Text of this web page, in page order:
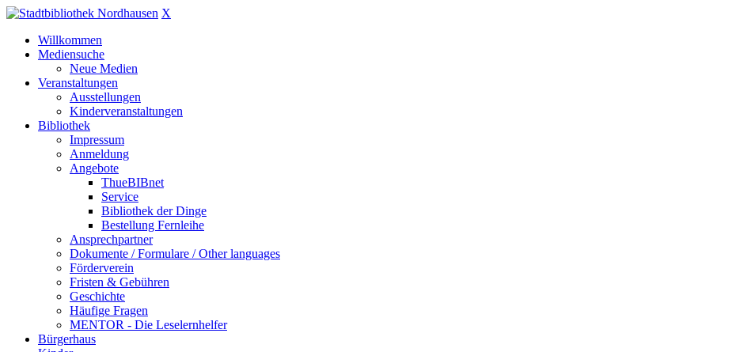
X
Willkommen
Mediensuche
Neue Medien
Veranstaltungen
Ausstellungen
Kinderveranstaltungen
Bibliothek
Impressum
Anmeldung
Angebote
ThueBIBnet
Service
Bibliothek der Dinge
Bestellung Fernleihe
Ansprechpartner
Dokumente / Formulare / Other languages
Förderverein
Fristen & Gebühren
Geschichte
Häufige Fragen
MENTOR - Die Leselernhelfer
Bürgerhaus